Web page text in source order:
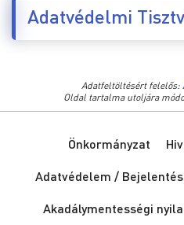
Adatvédelmi
Adatfeltöltésért felelős:
Oldal tartalma utoljára
Önkormányzat
Adatvédelem /
Akadálymentességi